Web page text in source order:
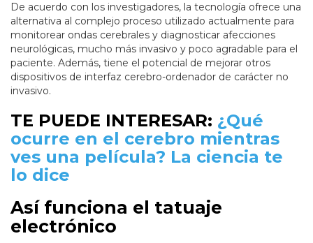
De acuerdo con los investigadores, la tecnología ofrece una
alternativa al complejo proceso utilizado actualmente para
monitorear ondas cerebrales y diagnosticar afecciones
neurológicas, mucho más invasivo y poco agradable para el
paciente. Además, tiene el potencial de mejorar otros
dispositivos de interfaz cerebro-ordenador de carácter no
invasivo.
TE PUEDE INTERESAR: ¿Qué
ocurre en el cerebro mientras
ves una película? La ciencia te
lo dice
Así funciona el tatuaje
electrónico